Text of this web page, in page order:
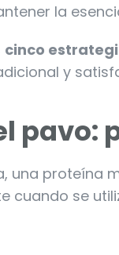
la
cinco
y
una proteína
cuando se